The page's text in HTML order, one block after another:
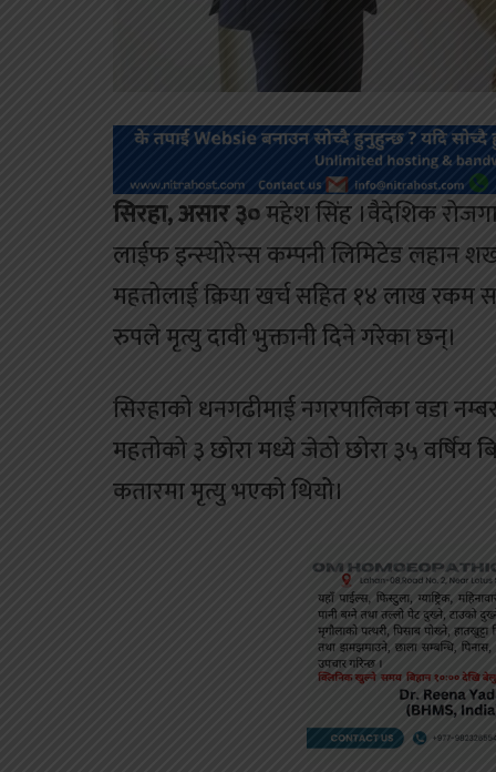
सिरहा, असार ३०महेश सिंह ।वैदेशिक
लाईफ इन्स्योरेन्स कम्पनी लिमिटेड लहान
महतोलाई क्रिया खर्च सहित १४ लाख
रुपले मृत्यु दावी भुक्तानी दिने गरेका छन्।
सिरहाको धनगढीमाई नगरपालिका वडा
महतोको ३ छोरा मध्ये जेठो छोरा ३५
कतारमा मृत्यु भएको थियोे।